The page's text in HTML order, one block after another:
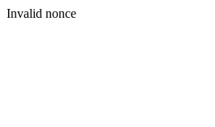
Invalid nonce